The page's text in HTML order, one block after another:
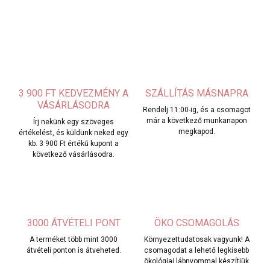
3 900 FT KEDVEZMÉNY A
VÁSÁRLÁSODRA
Írj nekünk egy szöveges
értékelést, és küldünk neked egy
kb. 3 900 Ft értékű kupont a
következő vásárlásodra.
SZÁLLÍTÁS MÁSNAPRA
Rendelj 11:00-ig, és a csomagot
már a következő munkanapon
megkapod.
3000 ÁTVÉTELI PONT
A terméket több mint 3000
átvételi ponton is átveheted.
ÖKO CSOMAGOLÁS
Környezettudatosak vagyunk! A
csomagodat a lehető legkisebb
ökológiai lábnyommal készítjük